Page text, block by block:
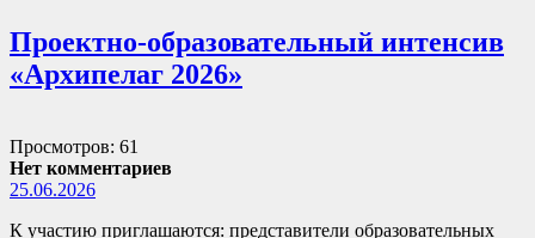
Проектно-образовательный интенсив
«Архипелаг 2026»
Просмотров: 61
Нет комментариев
25.06.2026
К участию приглашаются: представители образовательных